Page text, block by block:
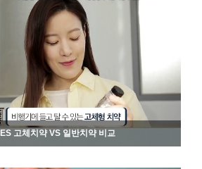
871 06-19
고체치약 VS 일반치약 비교